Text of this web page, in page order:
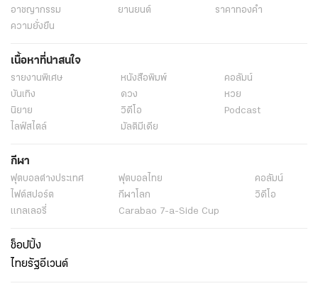
อาชญากรรม
ยานยนต์
ราคาทองคำ
ความยั่งยืน
เนื้อหาที่น่าสนใจ
รายงานพิเศษ หนังสือพิมพ์
คอลัมน์
บันเทิง
ดวง
หวย
นิยาย
วิดีโอ
Podcast
ไลฟ์สไตล์
มัลติมีเดีย
กีฬา
ฟุตบอลต่่างประเทศ ฟุตบอลไทย
คอลัมน์
ไฟต์สปอร์ต
กีฬาโลก
วิดีโอ
แกลเลอรี่
Carabao 7-a-Side Cup
ช็อปปิ้ง
ไทยรัฐอีเวนต์